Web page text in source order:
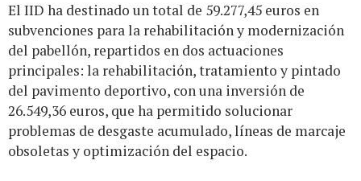
El IID ha destinado un total de 59.277,45 euros en
subvenciones para la rehabilitación y modernización
del pabellón, repartidos en dos actuaciones
principales: la rehabilitación, tratamiento y pintado
del pavimento deportivo, con una inversión de
26.549,36 euros, que ha permitido solucionar
problemas de desgaste acumulado, líneas de marcaje
obsoletas y optimización del espacio.